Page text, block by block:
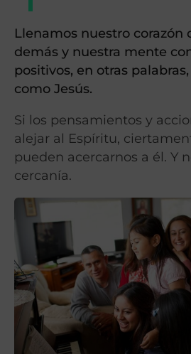
Llenamos nuestro corazón
demás y nuestra mente
positivos, en otras
como Jesús.
Si los pensamientos y
alejar al Espíritu,
pueden acercarnos a él. Y
cercanía.